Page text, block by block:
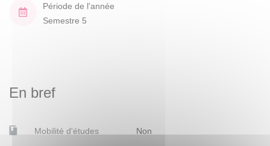
Période de l'année
Semestre 5
En bref
Mobilité d'études Non